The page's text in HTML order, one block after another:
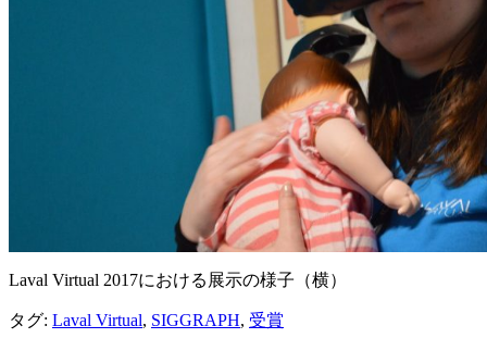
Laval Virtual 2017における展示の様子（横）
タグ: Laval Virtual, SIGGRAPH, 受賞